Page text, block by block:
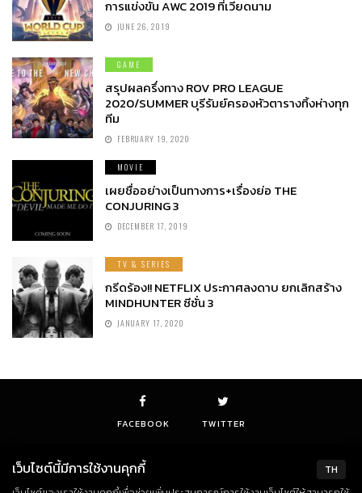
การแข่งขัน AWC 2019 ที่เวียดนาม
JUNE 26, 2019
GAME
สรุปผลครึ่งทาง ROV PRO LEAGUE
2020/SUMMER บุรีรัมย์ครองหัวตารางทิ้งห่างทุก
ทีม
FEBRUARY 19, 2020
MOVIE
เผยชื่ออย่างเป็นทางการ+เรื่องย่อ THE
CONJURING 3
DECEMBER 17, 2019
TV & SERIES
กรีดร้อง!! NETFLIX ประกาศลงดาบ ยกเลิกสร้าง
MINDHUNTER ซีซั่น 3
JANUARY 17, 2020
FACEBOOK TWITTER
TH
เว็บไซต์นี้มีการใช้งานคุกกี้